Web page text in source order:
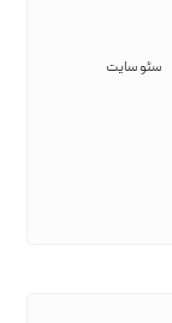
سئو سایت